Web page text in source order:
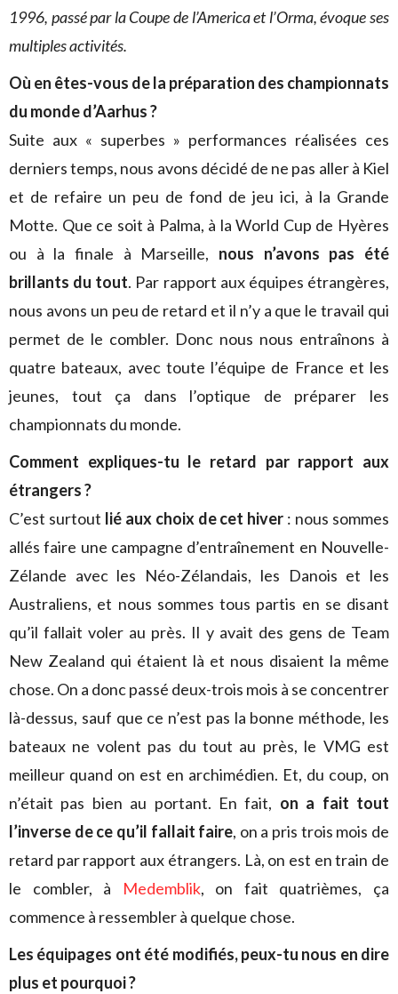
1996, passé par la Coupe de l’America et l’Orma, évoque ses
multiples activités.
Où en êtes-vous de la préparation des championnats
du monde d’Aarhus ?
Suite aux « superbes » performances réalisées ces
derniers temps, nous avons décidé de ne pas aller à Kiel
et de refaire un peu de fond de jeu ici, à la Grande
Motte. Que ce soit à Palma, à la World Cup de Hyères
ou à la finale à Marseille, nous n’avons pas été
brillants du tout. Par rapport aux équipes étrangères,
nous avons un peu de retard et il n’y a que le travail qui
permet de le combler. Donc nous nous entraînons à
quatre bateaux, avec toute l’équipe de France et les
jeunes, tout ça dans l’optique de préparer les
championnats du monde.
Comment expliques-tu le retard par rapport aux
étrangers ?
C’est surtout lié aux choix de cet hiver : nous sommes
allés faire une campagne d’entraînement en Nouvelle-
Zélande avec les Néo-Zélandais, les Danois et les
Australiens, et nous sommes tous partis en se disant
qu’il fallait voler au près. Il y avait des gens de Team
New Zealand qui étaient là et nous disaient la même
chose. On a donc passé deux-trois mois à se concentrer
là-dessus, sauf que ce n’est pas la bonne méthode, les
bateaux ne volent pas du tout au près, le VMG est
meilleur quand on est en archimédien. Et, du coup, on
n’était pas bien au portant. En fait, on a fait tout
l’inverse de ce qu’il fallait faire, on a pris trois mois de
retard par rapport aux étrangers. Là, on est en train de
le combler, à
Medemblik, on fait quatrièmes, ça
commence à ressembler à quelque chose.
Les équipages ont été modifiés, peux-tu nous en dire
plus et pourquoi ?